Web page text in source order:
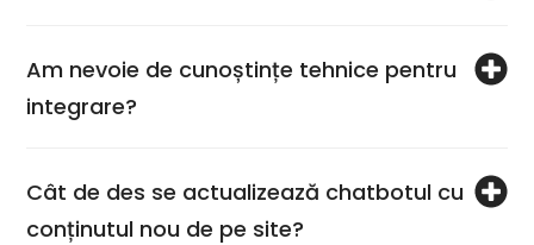
Am nevoie de cunoștințe tehnice pentru
integrare?
Cât de des se actualizează chatbotul cu
conținutul nou de pe site?